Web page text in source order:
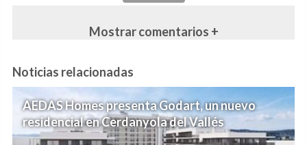
Mostrar comentarios +
Noticias relacionadas
AEDAS Homes presenta Godart, un nuevo
residencial en Cerdanyola del Vallés